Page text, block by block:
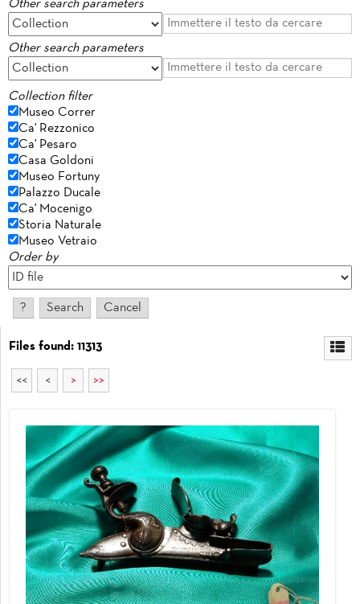
Other search parameters
Other search parameters
Collection filter
Museo Correr
Ca' Rezzonico
Ca' Pesaro
Casa Goldoni
Museo Fortuny
Palazzo Ducale
Ca' Mocenigo
Storia Naturale
Museo Vetraio
Order by
Files found: 11313
<< < > >>